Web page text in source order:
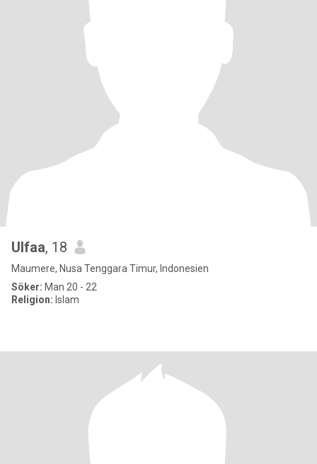
Ulfaa, 18
Maumere, Nusa Tenggara Timur, Indonesien
Söker: Man 20 - 22
Religion: Islam